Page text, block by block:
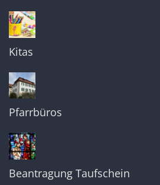
Kitas
Pfarrbüros
Beantragung Taufschein